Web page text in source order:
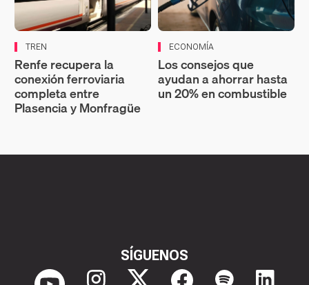
TREN
Renfe recupera la
conexión ferroviaria
completa entre
Plasencia y Monfragüe
ECONOMÍA
Los consejos que
ayudan a ahorrar hasta
un 20% en combustible
SÍGUENOS